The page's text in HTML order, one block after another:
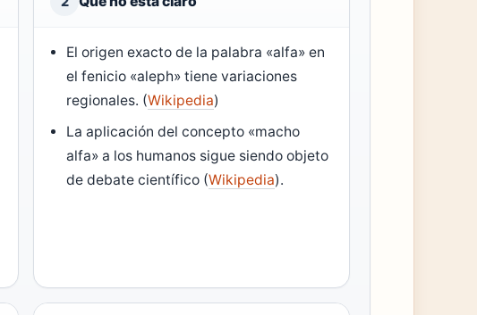
El origen exacto de la palabra «alfa» en
el fenicio «aleph» tiene variaciones
regionales. (Wikipedia)
La aplicación del concepto «macho
alfa» a los humanos sigue siendo objeto
de debate científico (Wikipedia).